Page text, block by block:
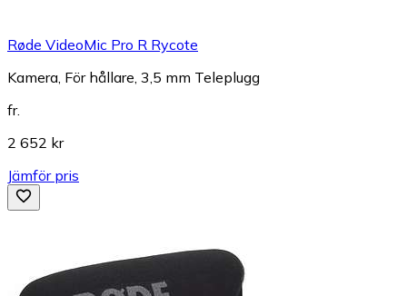
Røde VideoMic Pro R Rycote
Kamera, För hållare, 3,5 mm Teleplugg
fr.
2 652 kr
Jämför pris